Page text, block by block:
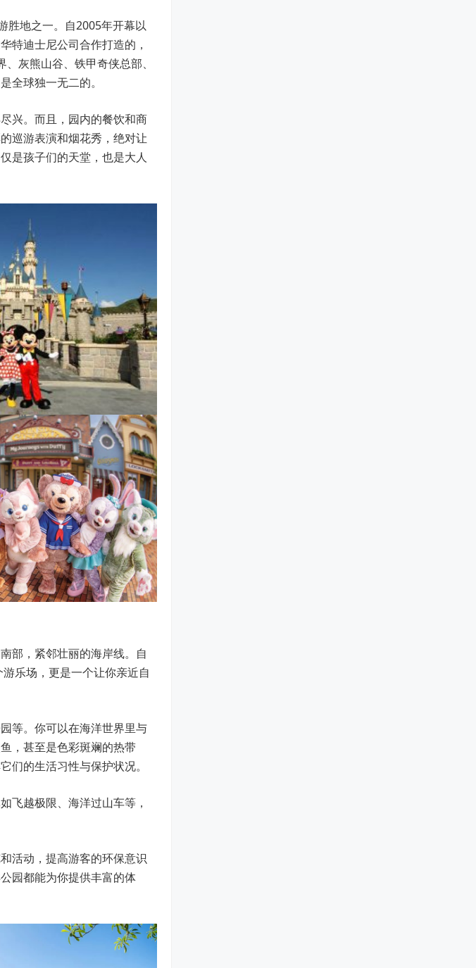
胜地之一。自2005年开幕以
特迪士尼公司合作打造的，
灰熊山谷、铁甲奇侠总部、
全球独一无二的。
兴。而且，园内的餐饮和商
巡游表演和烟花秀，绝对让
是孩子们的天堂，也是大人
部，紧邻壮丽的海岸线。自
乐场，更是一个让你亲近自
等。你可以在海洋世界里与
，甚至是色彩斑斓的热带
们的生活习性与保护状况。
飞越极限、海洋过山车等，
活动，提高游客的环保意识
园都能为你提供丰富的体